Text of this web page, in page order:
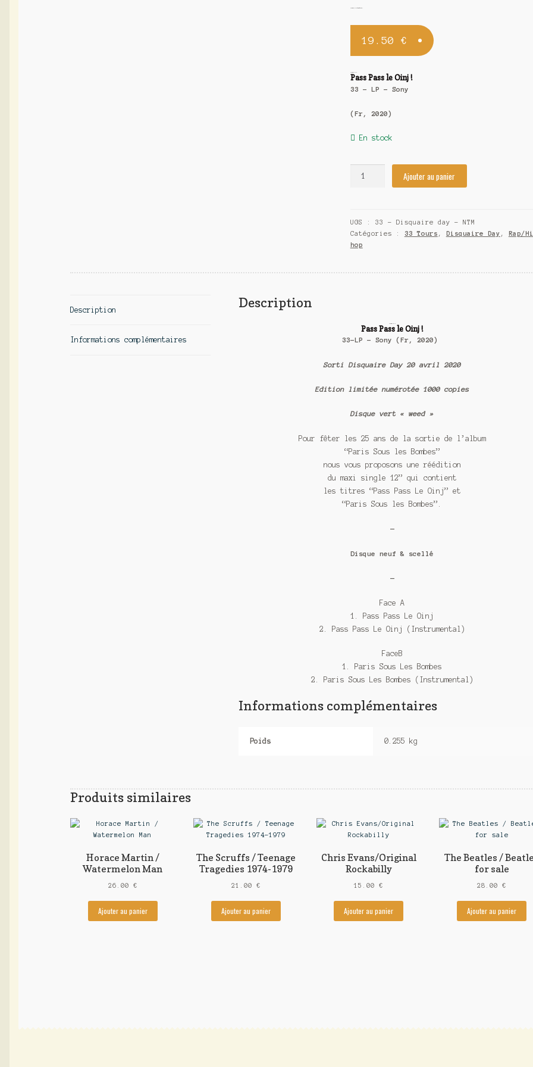
19.50€
Pass Pass le Oinj !
33 – LP – Sony
(Fr, 2020)
En stock
Ajouter au panier
UGS : 33 - Disquaire day - NTM
Catégories : 33 Tours , Disquaire Day ,
Rap/
hop
Description
Informations complémentaires
Description
Pass Pass le Oinj !
33-LP – Sony (Fr, 2020)
Sorti Disquaire Day 20 avril 2020
Edition limitée numérotée 1000 copies
Disque vert « weed »
Pour fêter les 25 ans de la sortie de l’album
“Paris Sous les Bombes”
nous vous proposons une réédition
du maxi single 12” qui contient
les titres “Pass Pass Le Oinj” et
“Paris Sous les Bombes”.
—
Disque neuf & scellé
—
Face A
1. Pass Pass Le Oinj
2. Pass Pass Le Oinj (Instrumental)
FaceB
1. Paris Sous Les Bombes
2. Paris Sous Les Bombes (Instrumental)
Informations complémentaires
Poids 0.255 kg
Produits similaires
Horace Martin /
Watermelon Man
26.00 €
Ajouter au panier
The Scruffs / Teenage
Tragedies 1974-1979
21.00 €
Ajouter au panier
Chris Evans/Original
Rockabilly
15.00€
Ajouter au panier
The Beatles /
for sale
28.00€
Ajouter au panier